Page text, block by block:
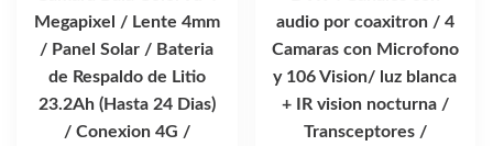
Megapixel / Lente 4mm
/ Panel Solar / Bateria
de Respaldo de Litio
23.2Ah (Hasta 24 Dias)
/ Conexion 4G /
audio por coaxitron / 4
Camaras con Microfono
y 106 Vision/ luz blanca
+ IR vision nocturna /
Transceptores /